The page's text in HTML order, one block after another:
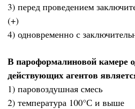
3) перед проведением
(+)
4) одновременно с
В пароформалиновой камере
действующих агентов
1) паровоздушная смесь
2) температура 100°С и выше